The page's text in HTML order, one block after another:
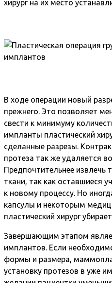
хирург на их место
В ходе операции новый
прежнего. Это позволяет
свести к минимуму
импланты пластический
сделанные разрезы.
протеза так же удаляется
Предпочтительнее извлечь
ткани, так как оставшиеся
к новому процессу. Но
капсулы и некоторым
пластический хирург
Завершающим этапом
имплантов. Если
формы и размера,
установку протезов в уже